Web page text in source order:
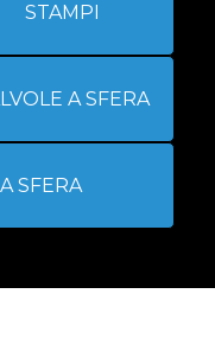
STAMPI
A SFERA
SFERA